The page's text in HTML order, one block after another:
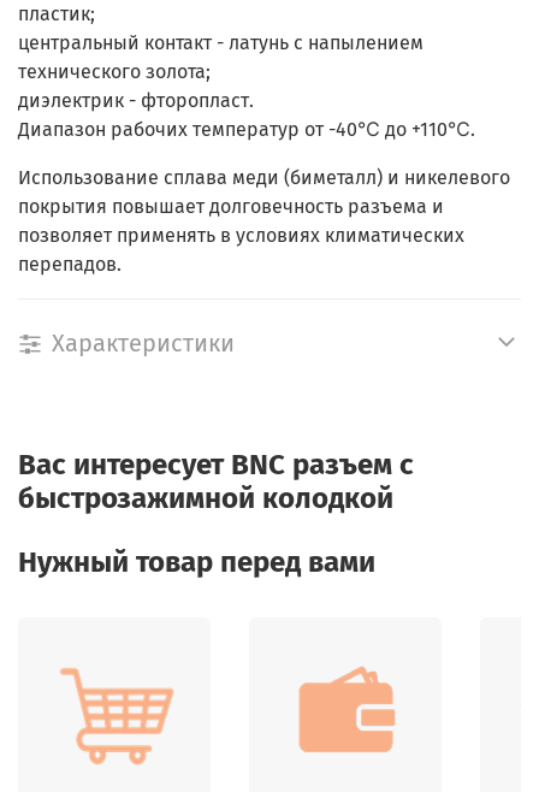
пластик;
центральный контакт - латунь с напылением
технического золота;
диэлектрик - фторопласт.
Диапазон рабочих температур от -40℃ до +110℃.
Использование сплава меди (биметалл) и никелевого
покрытия повышает долговечность разъема и
позволяет применять в условиях климатических
перепадов.
Характеристики
Вас интересует BNC разъем c
быстрозажимной колодкой
Нужный товар перед вами